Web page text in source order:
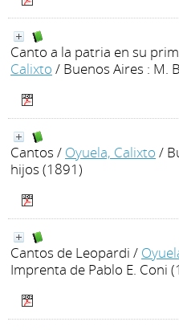
Canto a la patria en su
Calixto / Buenos Aires : M.
Cantos / Oyuela, Calixto /
hijos (1891)
Cantos de Leopardi /
Imprenta de Pablo E. Coni